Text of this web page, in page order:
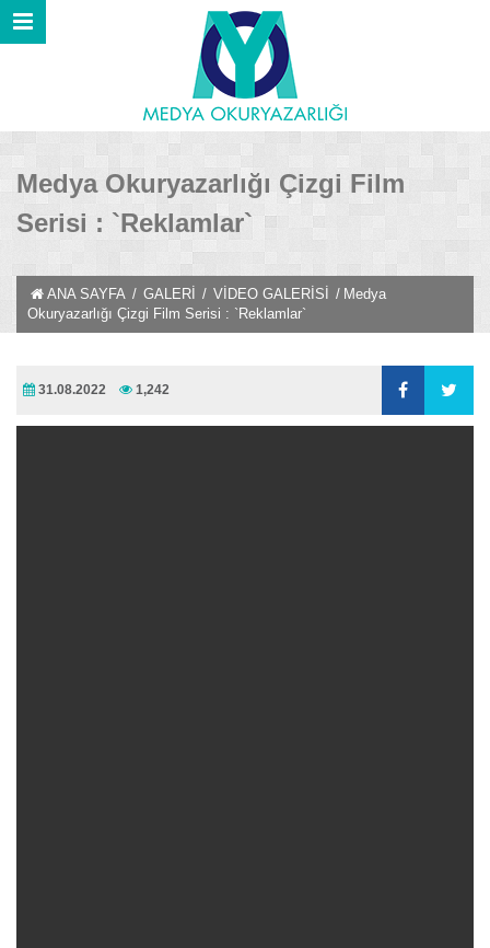
Medya Okuryazarlığı Çizgi Film
Serisi : `Reklamlar`
ANA SAYFA / GALERİ / VİDEO GALERİSİ / Medya
Okuryazarlığı Çizgi Film Serisi : `Reklamlar`
31.08.2022 1,242